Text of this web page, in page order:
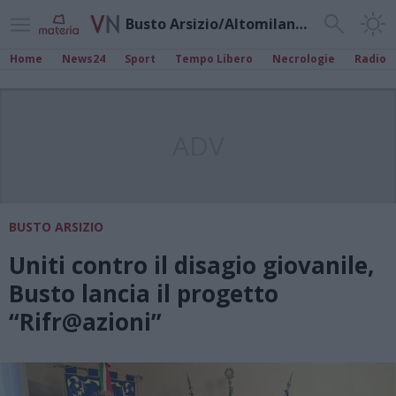
Busto Arsizio/Altomilanese
Home News24 Sport Tempo Libero Necrologie Radio
BUSTO ARSIZIO
Uniti contro il disagio giovanile,
Busto lancia il progetto
“Rifr@azioni”